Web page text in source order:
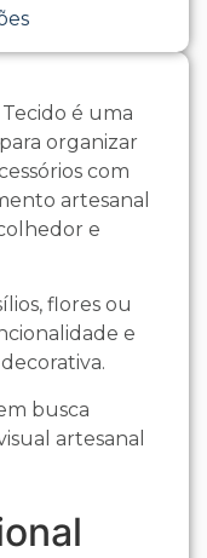
é uma
organizar
com
artesanal
e
flores ou
e
busca
artesanal